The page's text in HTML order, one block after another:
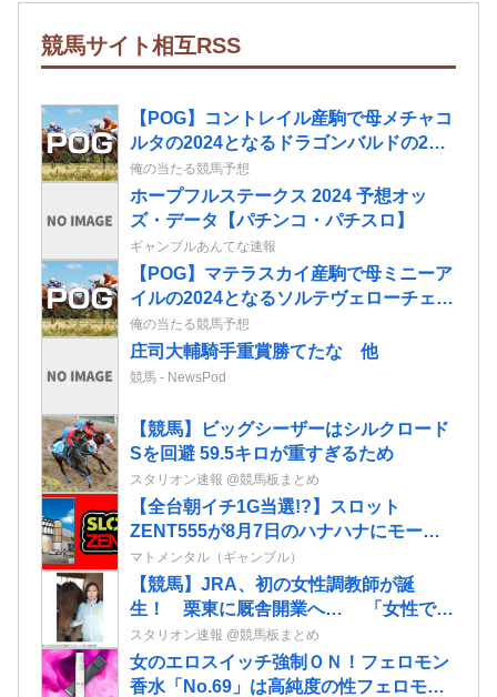
競馬サイト相互RSS
【POG】コントレイル産駒で母メチャコ
ルタの2024となるドラゴンバルドの2歳
情報
俺の当たる競馬予想
ホープフルステークス 2024 予想オッ
ズ・データ【パチンコ・パチスロ】
ギャンブルあんてな速報
【POG】マテラスカイ産駒で母ミニーア
イルの2024となるソルテヴェローチェの
2歳情報
俺の当たる競馬予想
庄司大輔騎手重賞勝てたな 他
競馬 - NewsPod
【競馬】ビッグシーザーはシルクロード
Sを回避 59.5キロが重すぎるため
スタリオン速報 @競馬板まとめ
【全台朝イチ1G当選!?】スロット
ZENT555が8月7日のハナハナにモーニ
ングを仕込んだらしいｗｗｗｗ
マトメンタル（ギャンブル）
【競馬】JRA、初の女性調教師が誕
生！ 栗東に厩舎開業へ… 「女性でも
できる仕事だと知ってもらいたい」「長
く愛される馬を育てたい」
スタリオン速報 @競馬板まとめ
女のエロスイッチ強制ＯＮ！フェロモン
香水「No.69」は高純度の性フェロモン